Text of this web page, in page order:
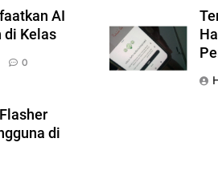
AI
di Kelas
0
di